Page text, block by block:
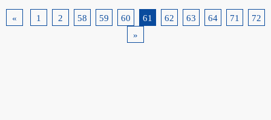
« 1 2 58 59 60 61 62 63 64 71
72
»